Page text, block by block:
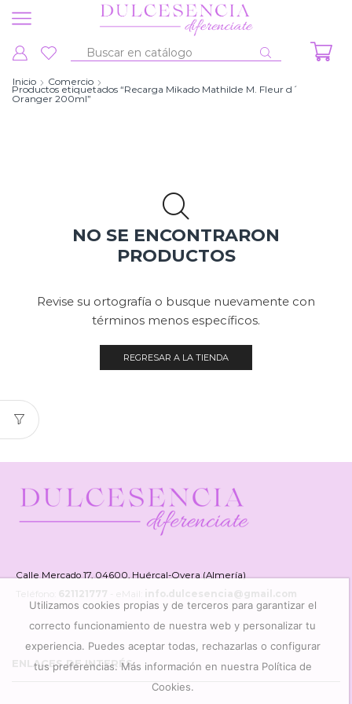
Entrada
búsqueda
Inicio Comercio
Productos etiquetados “Recarga Mikado Mathilde M. Fleur d´
Oranger 200ml”
NO SE ENCONTRARON
PRODUCTOS
Revise su ortografía o busque nuevamente con
términos menos específicos.
REGRESAR A LA TIENDA
Calle Mercado 17, 04600, Huércal-Overa (Almería)
Teléfono: 621121777 info.dulcesencia@gmail.com
ENLACES DE INTERÉS
Utilizamos cookies propias y de terceros para garantizar el
correcto funcionamiento de nuestra web y personalizar tu
experiencia. Puedes aceptar todas, rechazarlas o configurar
tus preferencias. Más información en nuestra Política de
Cookies.